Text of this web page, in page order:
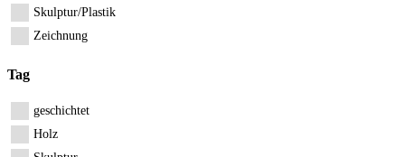
Skulptur/Plastik
Zeichnung
Tag
geschichtet
Holz